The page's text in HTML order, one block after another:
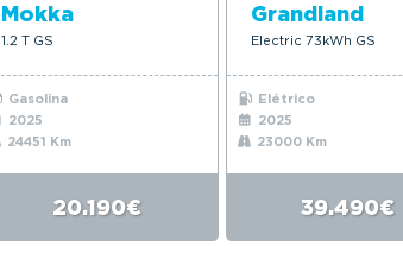
Mokka
1.2 T GS
Gasolina
2025
24451 Km
20.190€
Grandland
Electric 73kWh GS
Elétrico
2025
23000 Km
39.490€